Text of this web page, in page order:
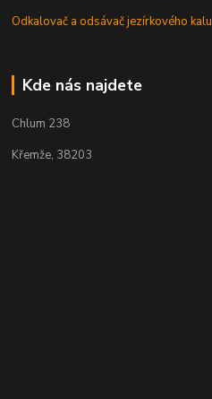
Odkalovač a odsávač jezírkového kalu
Kde nás najdete
Chlum 238
Křemže, 38203